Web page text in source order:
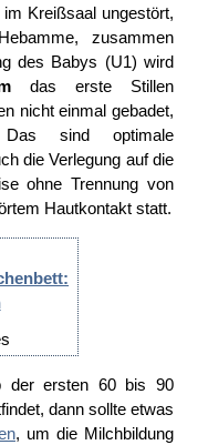
Kreißsaal ungestört,
zusammen
des Babys (U1) wird
das erste Stillen
nicht einmal gebadet,
Das sind optimale
die Verlegung auf die
ohne Trennung von
Hautkontakt statt.
der ersten 60 bis 90
dann sollte etwas
, um die Milchbildung